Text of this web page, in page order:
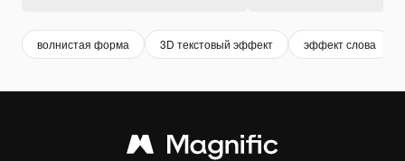
волнистая форма 3D текстовый эффект эффект слова